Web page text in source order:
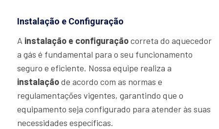
Instalação e Configuração
A instalação e configuraçãocorreta do aquecedor
a gás é fundamental para o seu funcionamento
seguro e eficiente. Nossa equipe realiza a
instalaçãode acordo com as normas e
regulamentações vigentes, garantindo que o
equipamento seja configurado para atender às suas
necessidades específicas.